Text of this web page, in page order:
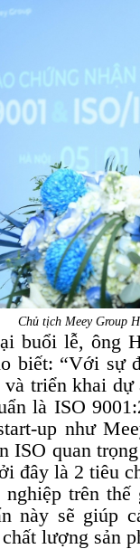
Chủ tịch Meey Group
buổi lễ, ông
biết: “Với sự
và triển khai
là ISO
up như
ISO quan
đây là 2 tiêu
nghiệp trên
này sẽ giúp
lượng sản